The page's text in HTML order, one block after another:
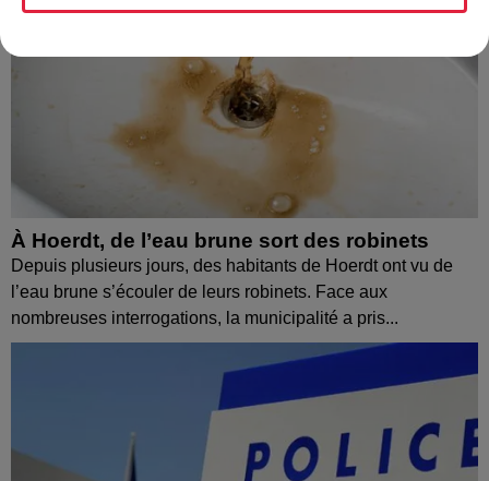
À Hoerdt, de l’eau brune sort des robinets
Depuis plusieurs jours, des habitants de Hoerdt ont vu de
l’eau brune s’écouler de leurs robinets. Face aux
nombreuses interrogations, la municipalité a pris...